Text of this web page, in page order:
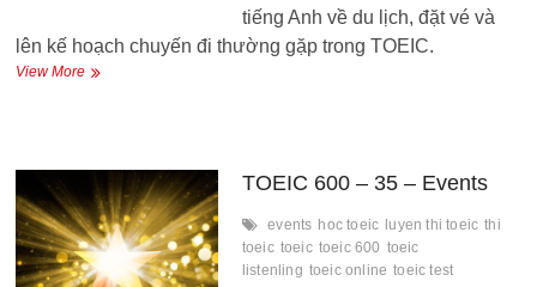
tiếng Anh về du lịch, đặt vé và
lên kế hoạch chuyến đi thường gặp trong TOEIC.
View MoreTOEIC
General
Travel
TOEIC 600 – 35 – Events
events hoc toeic luyen thi toeic thi
toeic toeic toeic 600 toeic
listenling toeic online toeic test